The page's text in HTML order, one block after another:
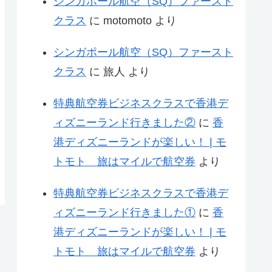
クラス に motomoto より
シンガポール航空（SQ）ファースト
クラス に 旅人 より
特典航空券ビジネスクラスで香港デ
ィズニーランド行きました② に 香
港ディズニーランドが楽しい！ | モ
トモト 旅はマイルで航空券 より
特典航空券ビジネスクラスで香港デ
ィズニーランド行きました① に 香
港ディズニーランドが楽しい！ | モ
トモト 旅はマイルで航空券 より